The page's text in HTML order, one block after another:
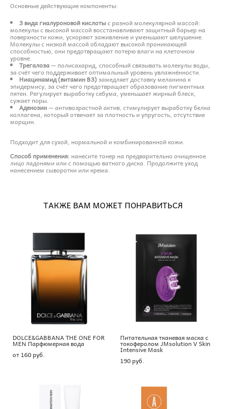
Основные действующие компоненты:
3 вида гиалуроновой кислотыс разной молекулярной массой:
молекулы с высокой массой восстанавливают защитный барьер на
поверхности кожи, ускоряют заживление и уменьшают шелушение.
Молекулы с низкой массой обладают высокой проникающей
способностью, они предотвращают потерю влаги на клеточном
уровне.
Трегалоза— полисахарид, способный связывать молекулы воды,
за счёт чего поддерживает оптимальный уровень увлажнённости.
Ниацинамид (витамин B3)замедляет доставку меланина к
эпидермису, за счёт чего предотвращает образование пигментных
пятен. Регулирует выработку себума, уменьшает жирный блеск,
сужает поры.
Аденозин— антивозрастной актив, стимулирует выработку белка
коллагена, который отвечает за плотность и упругость, отсутствие
морщин.
Подходит для сухой, нормальной и комбинированной кожи.
Способ применения: нанесите тонер на предварительно очищенное
лицо ладонями или с помощью ватного диска. Продолжите уход
нанесением сыворотки или крема.
ТАКЖЕ ВАМ МОЖЕТ ПОНРАВИТЬСЯ
DOLCE&GABBANA THE ONE FOR
MEN Парфюмерная вода
от 160 pуб.
Питательная тканевая маска с
токоферолом JMsolution V Skin
Intensive Mask
190 pуб.